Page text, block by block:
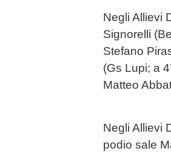
Negli Allievi
Signorelli
Stefano
(Gs Lupi; a
Matteo
Negli Allievi
podio sale